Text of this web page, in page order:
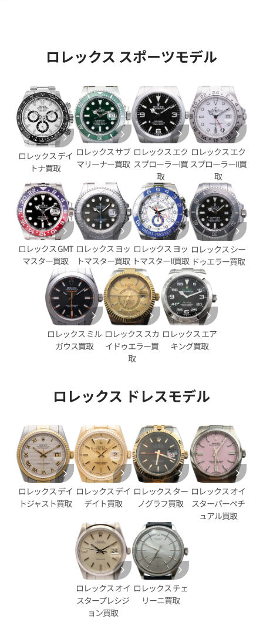
イトジャスト YG/SS ゴール
日時点の参考買取価格です
ロレックス デイトジャスト
参考買取価格
2,890,000円
※2025年11月時点の参考買取
イトジャスト 41 126333G
ル文字盤
時点の参考買取価格です
ロレックス デイトジャスト
ブラック文字盤
参考買取価格
2,890,000円
※2025年11月時点の参考買取
ロレックス スポーツモデル
ロレックス デイ
トナ買取
ロレックス サブ
マリーナー買取
ロレックス エク
スプローラーⅠ買
取
ロレックス エク
スプローラーII買
取
ロレックス GMT
マスター買取
ロレックス ヨッ
トマスター買取
ロレックス ヨッ
トマスターII買取
ロレックス シー
ドゥエラー買取
ロレックス ミル
ガウス買取
ロレックス スカ
イドゥエラー買
取
ロレックス エア
キング買取
ロレックス ドレスモデル
ロレックス デイ
トジャスト買取
ロレックス デイ
デイト買取
ロレックス ター
ノグラフ買取
ロレックス オイ
スターパーペチ
ュアル買取
ロレックス オイ
スタープレシジ
ョン買取
ロレックス チェ
リーニ買取